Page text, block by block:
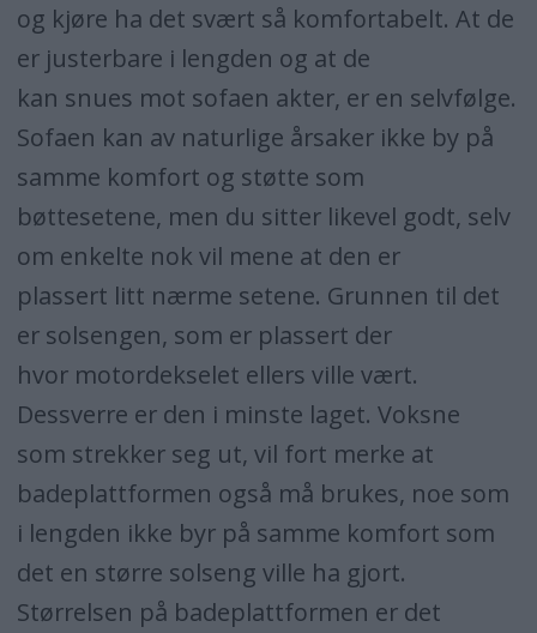
og kjøre ha det svært så komfortabelt. At de
er justerbare i lengden og at de
kan snues mot sofaen akter, er en selvfølge.
Sofaen kan av naturlige årsaker ikke by på
samme komfort og støtte som
bøttesetene, men du sitter likevel godt, selv
om enkelte nok vil mene at den er
plassert litt nærme setene. Grunnen til det
er solsengen, som er plassert der
hvor motordekselet ellers ville vært.
Dessverre er den i minste laget. Voksne
som strekker seg ut, vil fort merke at
badeplattformen også må brukes, noe som
i lengden ikke byr på samme komfort som
det en større solseng ville ha gjort.
Størrelsen på badeplattformen er det